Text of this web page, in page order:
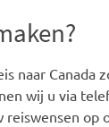
naar Canada
wij u via
op